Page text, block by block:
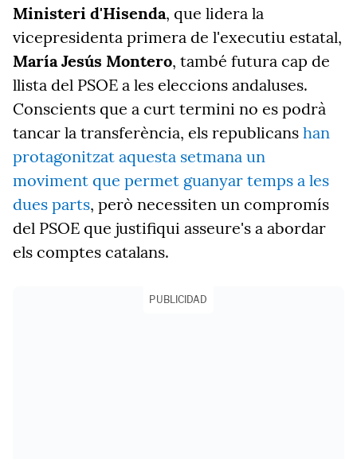
Ministeri d'Hisenda, que lidera la
vicepresidenta primera de l'executiu estatal,
María Jesús Montero, també futura cap de
llista del PSOE a les eleccions andaluses.
Conscients que a curt termini no es podrà
tancar la transferència, els republicans han
protagonitzat aquesta setmana un
moviment que permet guanyar temps a les
dues parts, però necessiten un compromís
del PSOE que justifiqui asseure's a abordar
els comptes catalans.
PUBLICIDAD